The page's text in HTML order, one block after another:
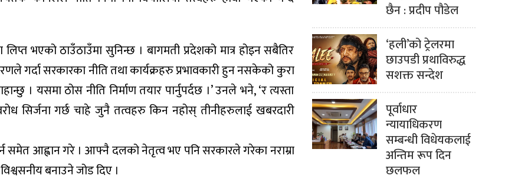
लिप्त भएको ठाउँठाउँमा सुनिन्छ । बागमती प्रदेशको मात्र होइन सबैतिर
गर्दा सरकारका नीति तथा कार्यक्रहरु प्रभावकारी हुन नसकेको कुरा
। यसमा ठोस नीति निर्माण तयार पार्नुपर्दछ ।’ उनले भने, ‘र त्यस्ता
सिर्जना गर्छ चाहे जुनै तत्वहरु किन नहोस् तीनीहरुलाई खबरदारी
समेत आह्वान गरे । आफ्नै दलको नेतृत्व भए पनि सरकारले गरेका नराम्रा
बनाउने जोड दिए ।
छैन : प्रदीप पौडेल
‘हली’को ट्रेलरमा
छाउपडी प्रथाविरुद्ध
सशक्त सन्देश
पूर्वाधार
न्यायाधिकरण
सम्बन्धी विधेयकलाई
अन्तिम रूप दिन
छलफल